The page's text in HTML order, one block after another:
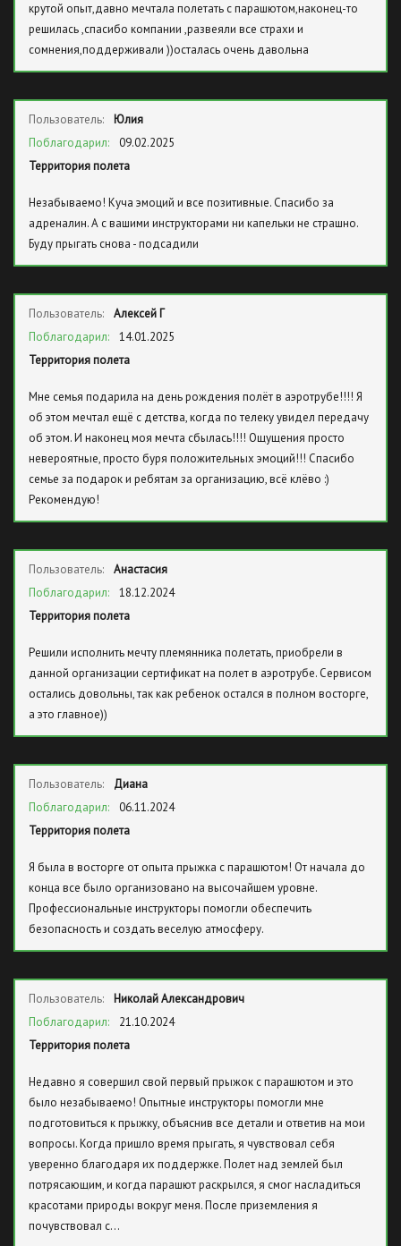
крутой опыт,давно мечтала полетать с парашютом,наконец-то
решилась ,спасибо компании ,развеяли все страхи и
сомнения,поддерживали ))осталась очень давольна
Пользователь:
Юлия
Поблагодарил:
09.02.2025
Территория полета
Незабываемо! Куча эмоций и все позитивные. Спасибо за
адреналин. А с вашими инструкторами ни капельки не страшно.
Буду прыгать снова - подсадили
Пользователь:
Алексей Г
Поблагодарил:
14.01.2025
Территория полета
Мне семья подарила на день рождения полёт в аэротрубе!!!! Я
об этом мечтал ещё с детства, когда по телеку увидел передачу
об этом. И наконец моя мечта сбылась!!!! Ощущения просто
невероятные, просто буря положительных эмоций!!! Спасибо
семье за подарок и ребятам за организацию, всё клёво :)
Рекомендую!
Пользователь:
Анастасия
Поблагодарил:
18.12.2024
Территория полета
Решили исполнить мечту племянника полетать, приобрели в
данной организации сертификат на полет в аэротрубе. Сервисом
остались довольны, так как ребенок остался в полном восторге,
а это главное))
Пользователь:
Диана
Поблагодарил:
06.11.2024
Территория полета
Я была в восторге от опыта прыжка с парашютом! От начала до
конца все было организовано на высочайшем уровне.
Профессиональные инструкторы помогли обеспечить
безопасность и создать веселую атмосферу.
Пользователь:
Николай Александрович
Поблагодарил:
21.10.2024
Территория полета
Недавно я совершил свой первый прыжок с парашютом и это
было незабываемо! Опытные инструкторы помогли мне
подготовиться к прыжку, объяснив все детали и ответив на мои
вопросы. Когда пришло время прыгать, я чувствовал себя
уверенно благодаря их поддержке. Полет над землей был
потрясающим, и когда парашют раскрылся, я смог насладиться
красотами природы вокруг меня. После приземления я
почувствовал с…